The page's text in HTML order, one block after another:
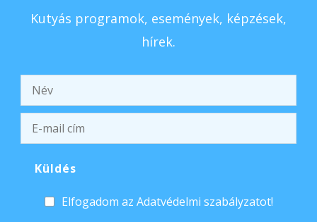
Kutyás programok, események, képzések,
hírek.
Elfogadom az Adatvédelmi szabályzatot!